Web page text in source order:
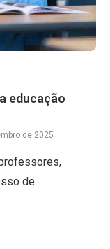
educação
de 2025
de